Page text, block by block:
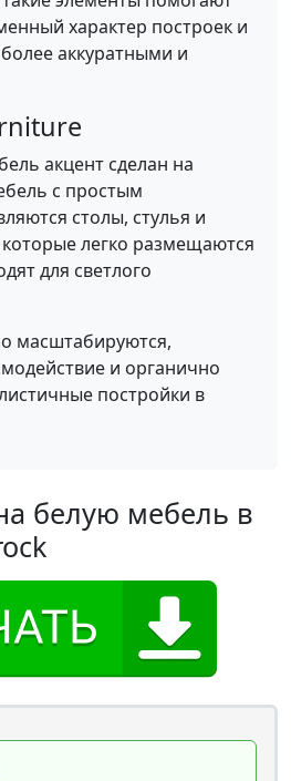
характер построек и
аккуратными и
акцент сделан на
с простым
столы, стулья и
легко размещаются
для светлого
масштабируются,
и органично
постройки в
белую мебель в